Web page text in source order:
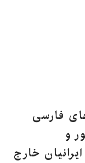
فارسی
و
خارج